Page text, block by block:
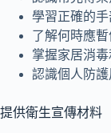
學習正確的
了解何時應
掌握家居消
認識個人防
提供衛生宣傳材料